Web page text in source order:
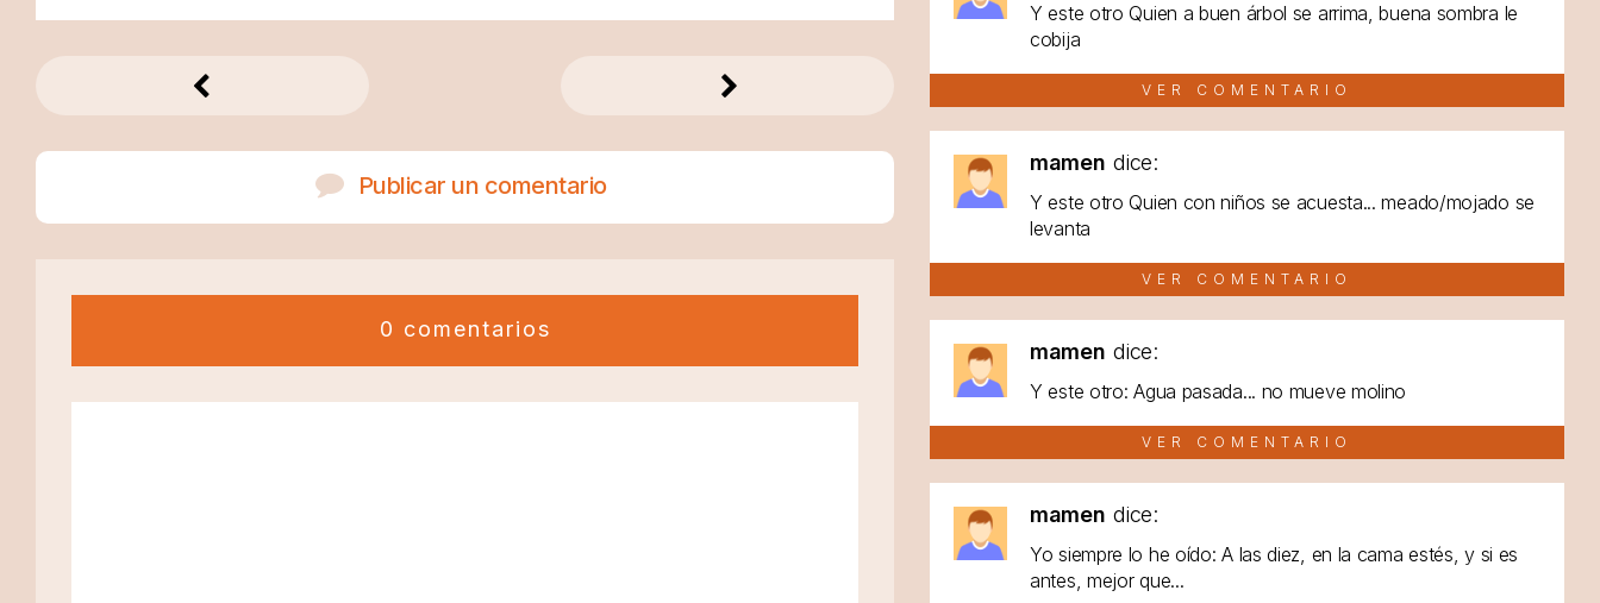
Publicar un comentario
0 comentarios
Y este otro Quien a buen árbol se arrima, buena sombra le
cobija
VER COMENTARIO
mamen dice:
Y este otro Quien con niños se acuesta... meado/mojado se
levanta
VER COMENTARIO
mamen dice:
Y este otro: Agua pasada... no mueve molino
VER COMENTARIO
mamen dice:
Yo siempre lo he oído: A las diez, en la cama estés, y si es
antes, mejor que...